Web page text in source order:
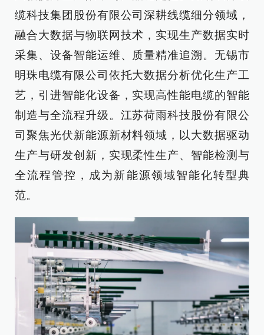
缆科技集团股份有限公司深耕线缆细分领域，
融合大数据与物联网技术，实现生产数据实时
采集、设备智能运维、质量精准追溯。无锡市
明珠电缆有限公司依托大数据分析优化生产工
艺，引进智能化设备，实现高性能电缆的智能
制造与全流程升级。江苏荷雨科技股份有限公
司聚焦光伏新能源新材料领域，以大数据驱动
生产与研发创新，实现柔性生产、智能检测与
全流程管控，成为新能源领域智能化转型典
范。